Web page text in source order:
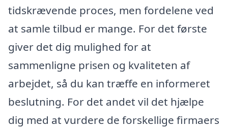
tidskrævende proces, men fordelene ved
at samle tilbud er mange. For det første
giver det dig mulighed for at
sammenligne prisen og kvaliteten af
arbejdet, så du kan træffe en informeret
beslutning. For det andet vil det hjælpe
dig med at vurdere de forskellige firmaers